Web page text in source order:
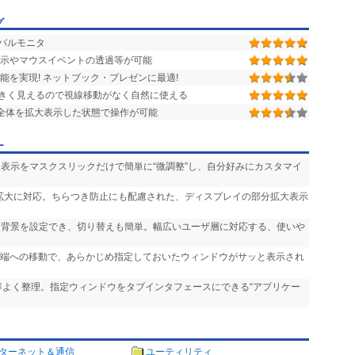
ルモニタ
やマウスイベントの透過等が可能
を実現! ネットブック・プレゼンに最適!
く見えるので視線移動がなく自然に使える
を拡大表示した状態で操作が可能
示をマスクスリックだけで簡単に“微調整”し、自分好みにカスタマイ
に対応。ちらつき防止にも配慮された、ディスプレイの部分拡大表示
景を設定でき、切り替えも簡単。幅広いユーザ層に対応する、使いや
への移動で、あらかじめ指定しておいたウィンドウがサッと表示され
く整理。指定ウィンドウをタブインタフェースにできる“アプリケー
ーネット＆通信 ユーティリティ